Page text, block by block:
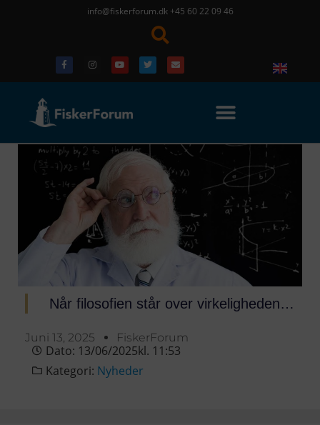
info@fiskerforum.dk +45 60 22 09 46
Når filosofien står over virkeligheden…
Juni 13, 2025 FiskerForum
Dato: 13/06/2025kl. 11:53
Kategori: Nyheder